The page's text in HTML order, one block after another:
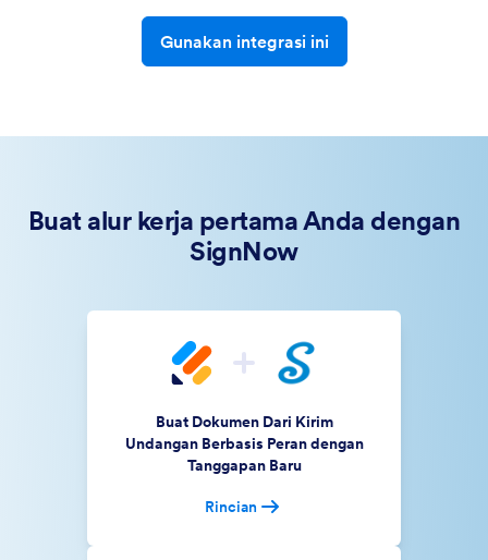
Gunakan integrasi ini
Buat alur kerja pertama Anda dengan
SignNow
Buat Dokumen Dari Kirim
Undangan Berbasis Peran dengan
Tanggapan Baru
Rincian